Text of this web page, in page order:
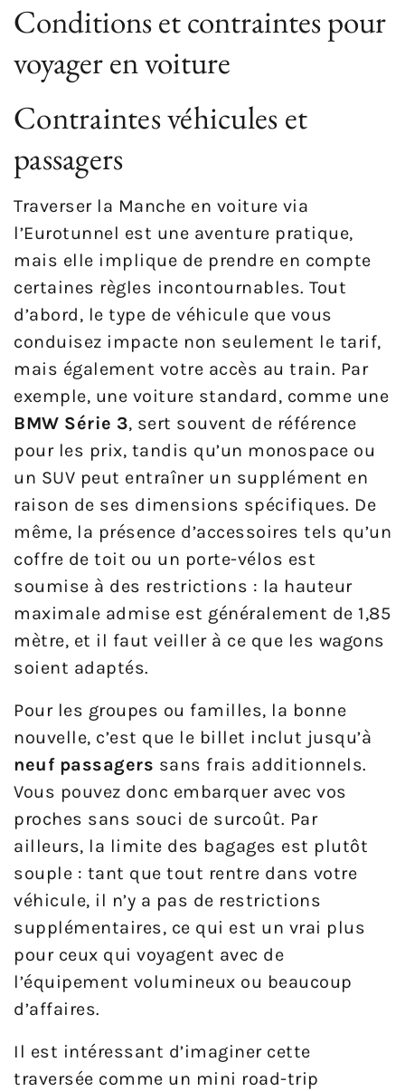
Conditions et contraintes pour
voyager en voiture
Contraintes véhicules et
passagers
Traverser la Manche en voiture via
l’Eurotunnel est une aventure pratique,
mais elle implique de prendre en compte
certaines règles incontournables. Tout
d’abord, le type de véhicule que vous
conduisez impacte non seulement le tarif,
mais également votre accès au train. Par
exemple, une voiture standard, comme une
BMW Série 3, sert souvent de référence
pour les prix, tandis qu’un monospace ou
un SUV peut entraîner un supplément en
raison de ses dimensions spécifiques. De
même, la présence d’accessoires tels qu’un
coffre de toit ou un porte-vélos est
soumise à des restrictions : la hauteur
maximale admise est généralement de 1,85
mètre, et il faut veiller à ce que les wagons
soient adaptés.
Pour les groupes ou familles, la bonne
nouvelle, c’est que le billet inclut jusqu’à
neuf passagers sans frais additionnels.
Vous pouvez donc embarquer avec vos
proches sans souci de surcoût. Par
ailleurs, la limite des bagages est plutôt
souple : tant que tout rentre dans votre
véhicule, il n’y a pas de restrictions
supplémentaires, ce qui est un vrai plus
pour ceux qui voyagent avec de
l’équipement volumineux ou beaucoup
d’affaires.
Il est intéressant d’imaginer cette
traversée comme un mini road-trip